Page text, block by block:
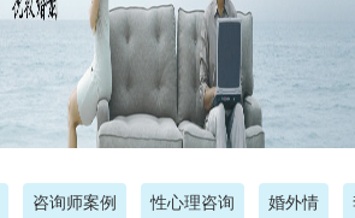
咨询师案例 性心理咨询 婚外情